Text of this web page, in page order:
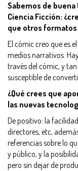
Sabemos de
Ciencia Ficción:
que otros
El cómic creo que es
medios narrativos.
través del cómic, y
susceptible de
¿Qué crees que
las nuevas
De positivo: la
directores, etc,
referencias sobre lo
y público, y la
pero sin dejar de